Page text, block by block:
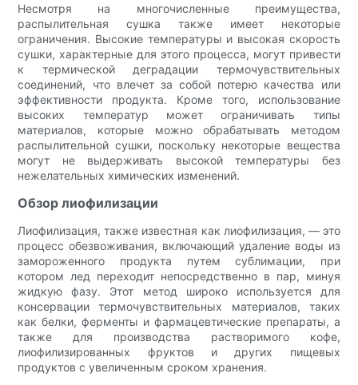
Несмотря на многочисленные преимущества,
распылительная сушка также имеет некоторые
ограничения. Высокие температуры и высокая скорость
сушки, характерные для этого процесса, могут привести
к термической деградации термочувствительных
соединений, что влечет за собой потерю качества или
эффективности продукта. Кроме того, использование
высоких температур может ограничивать типы
материалов, которые можно обрабатывать методом
распылительной сушки, поскольку некоторые вещества
могут не выдерживать высокой температуры без
нежелательных химических изменений.
Обзор лиофилизации
Лиофилизация, также известная как лиофилизация, — это
процесс обезвоживания, включающий удаление воды из
замороженного продукта путем сублимации, при
котором лед переходит непосредственно в пар, минуя
жидкую фазу. Этот метод широко используется для
консервации термочувствительных материалов, таких
как белки, ферменты и фармацевтические препараты, а
также для производства растворимого кофе,
лиофилизированных фруктов и других пищевых
продуктов с увеличенным сроком хранения.